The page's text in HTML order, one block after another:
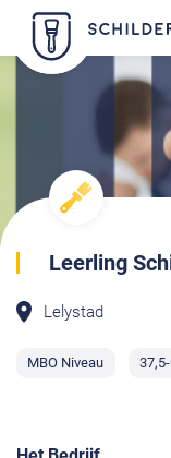
Leerling
Lelystad
MBO Niveau